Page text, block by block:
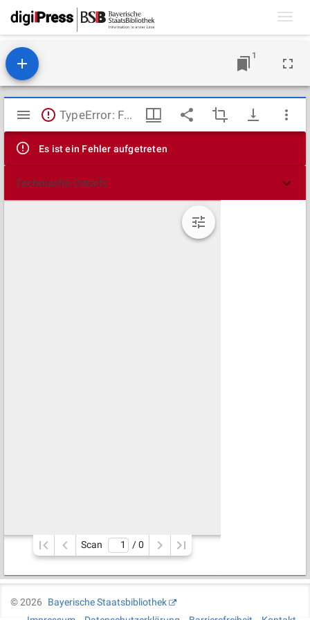
1
Mirador
Viewer
TypeError: Failed to fetch
Es ist ein Fehler aufgetreten
Technische Details
Scan / 0
©2026
Bayerische Staatsbibliothek